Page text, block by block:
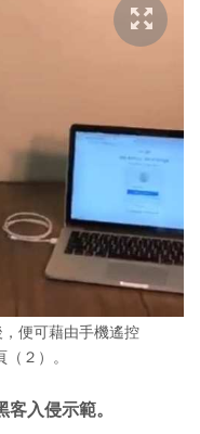
便可藉由手機遙控
２）。
入侵示範。